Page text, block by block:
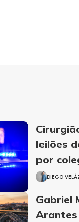
leilões
por
DIEGO
Gabriel